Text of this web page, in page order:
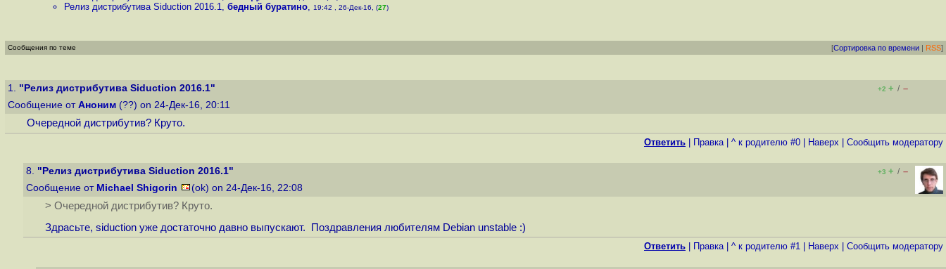
Релиз дистрибутива Siduction 2016.1, бедный буратино, 19:42 , 26-Дек-16, (27)
Сообщения по теме [Сортировка по времени | RSS]
1. "Релиз дистрибутива Siduction 2016.1" +2 + / –
Сообщение от Аноним (??) on 24-Дек-16, 20:11
Очередной дистрибутив? Круто.
Ответить Правка| ^ к родителю #0 Наверх Cообщить модератору
8. "Релиз дистрибутива Siduction 2016.1" +3 + / –
Сообщение от Michael Shigorin (ok) on 24-Дек-16, 22:08
> Очередной дистрибутив? Круто.
Здрасьте, siduction уже достаточно давно выпускают. Поздравления любителям Debian unstable :)
Ответить Правка| ^ к родителю #1 Наверх Cообщить модератору